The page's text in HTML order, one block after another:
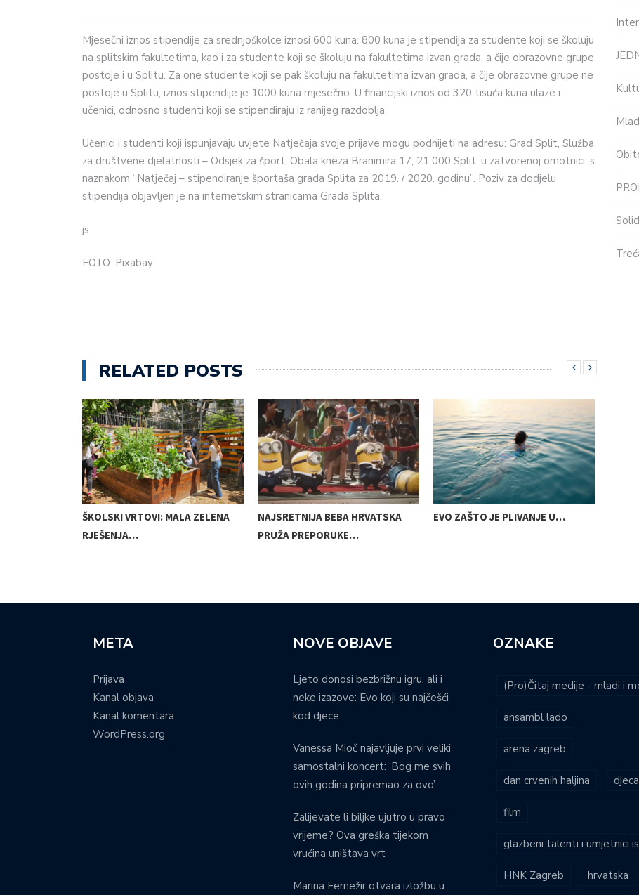
Mjesečni iznos stipendije za srednjoškolce iznosi 600 kuna. 800 kuna je stipendija za studente koji se školuju
na splitskim fakultetima, kao i za studente koji se školuju na fakultetima izvan grada, a čije obrazovne grupe
postoje i u Splitu. Za one studente koji se pak školuju na fakultetima izvan grada, a čije obrazovne grupe ne
postoje u Splitu, iznos stipendije je 1000 kuna mjesečno. U financijski iznos od 320 tisuća kuna ulaze i
učenici, odnosno studenti koji se stipendiraju iz ranijeg razdoblja.
Učenici i studenti koji ispunjavaju uvjete Natječaja svoje prijave mogu podnijeti na adresu: Grad Split, Služba
za društvene djelatnosti – Odsjek za šport, Obala kneza Branimira 17, 21 000 Split, u zatvorenoj omotnici, s
naznakom “Natječaj – stipendiranje športaša grada Splita za 2019. / 2020. godinu”. Poziv za dodjelu
stipendija objavljen je na internetskim stranicama Grada Splita.
js
FOTO: Pixabay
RELATED POSTS
ŠKOLSKI VRTOVI: MALA ZELENA
RJEŠENJA…
NAJSRETNIJA BEBA HRVATSKA
PRUŽA PREPORUKE…
EVO ZAŠTO JE PLIVANJE U…
META
Prijava
Kanal objava
Kanal komentara
WordPress.org
NOVE OBJAVE
Ljeto donosi bezbrižnu igru, ali i
neke izazove: Evo koji su najčešći
kod djece
Vanessa Mioč najavljuje prvi veliki
samostalni koncert: ‘Bog me svih
ovih godina pripremao za ovo’
Zalijevate li biljke ujutro u pravo
vrijeme? Ova greška tijekom
vrućina uništava vrt
Marina Fernežir otvara izložbu u
OZNAKE
(Pro)Čitaj medije - mladi i
ansambl lado
arena zagreb
dan crvenih haljina djeca
film
glazbeni talenti i umjetnici
HNK Zagreb hrvatska